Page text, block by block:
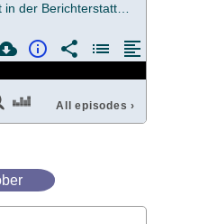
Die BBC hat in der Berichterstattung über den Sturm auf das Kapitol Mist gebaut.
All episodes ›